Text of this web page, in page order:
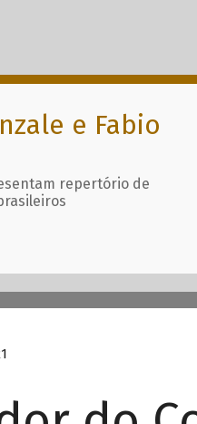
e Fabio
repertório de